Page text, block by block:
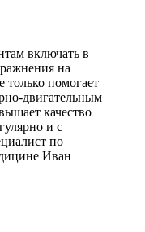
включать в
на
помогает
двигательным
качество
и с
по
Иван